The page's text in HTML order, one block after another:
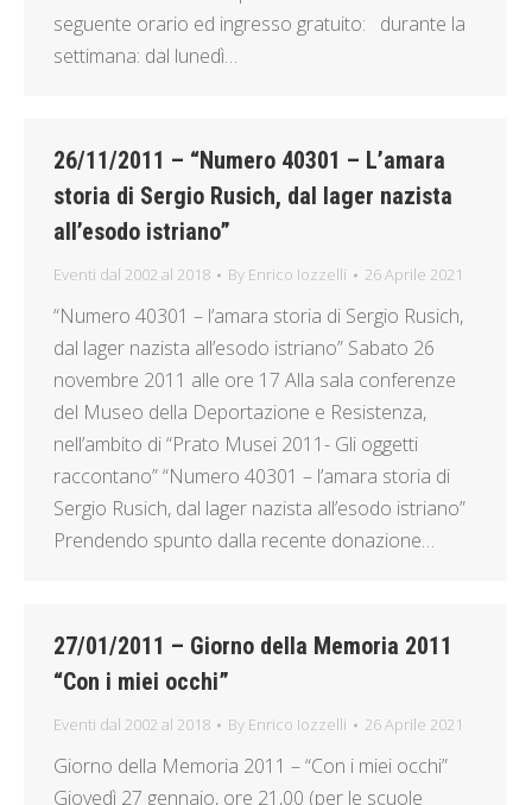
seguente orario ed ingresso gratuito: durante la
settimana: dal lunedì…
26/11/2011 – “Numero 40301 – L’amara
storia di Sergio Rusich, dal lager nazista
all’esodo istriano”
Eventi dal 2002 al 2018 By Enrico Iozzelli 26 Aprile 2021
“Numero 40301 – l’amara storia di Sergio Rusich,
dal lager nazista all’esodo istriano” Sabato 26
novembre 2011 alle ore 17 Alla sala conferenze
del Museo della Deportazione e Resistenza,
nell’ambito di “Prato Musei 2011- Gli oggetti
raccontano” “Numero 40301 – l’amara storia di
Sergio Rusich, dal lager nazista all’esodo istriano”
Prendendo spunto dalla recente donazione…
27/01/2011 – Giorno della Memoria 2011
“Con i miei occhi”
Eventi dal 2002 al 2018 By Enrico Iozzelli 26 Aprile 2021
Giorno della Memoria 2011 – “Con i miei occhi”
Giovedì 27 gennaio, ore 21,00 (per le scuole